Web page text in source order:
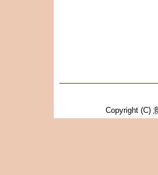
Copyright (C)